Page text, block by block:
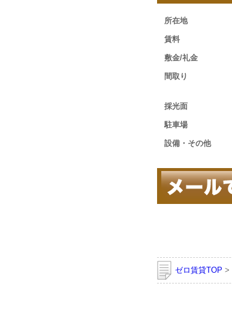
所在地
賃料
敷金/礼金
間取り
採光面
駐車場
設備・その他
ゼロ賃貸TOP >